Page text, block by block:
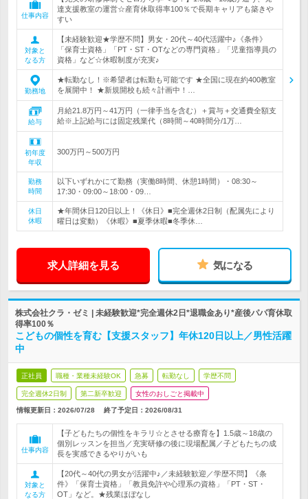
仕事内容
達支援教室の運営☆産育休取得率100％で長期キャリアも築きや
すい
対象と
なる方
【未経験歓迎★学歴不問】男女・20代～40代活躍中♪《条件》
「保育士資格」「PT・ST・OTなどの専門資格」「児童指導員の
資格」など☆休暇制度が充実♪
勤務地
★転勤なし！※希望者は転勤も可能です ★全国に現在約400教室
を展開中！ ★新規開校も続々計画中！…
給与
月給21.8万円～41万円（一律手当を含む）＋賞与＋交通費全額支
給※上記給与には固定残業代（8時間～40時間分/1万…
初年度
年収
300万円～500万円
勤務
時間
以下いずれかにて勤務（実働8時間、休憩1時間）・08:30～
17:30・09:00～18:00・09…
休日
休暇
★年間休日120日以上！《休日》■完全週休2日制（配属先により
曜日は変動）《休暇》■夏季休暇■冬季休…
求人詳細を見る 気になる
株式会社クラ・ゼミ | 未経験歓迎*完全週休2日*退職金あり*産後パパ育休取
得率100％
こどもの個性を育む【支援スタッフ】年休120日以上／男性活躍
中
正社員 職種・業種未経験OK 急募 転勤なし 学歴不問
完全週休2日制 第二新卒歓迎 女性のおしごと掲載中
情報更新日：2026/07/28 終了予定日： 2026/08/31
仕事内容
【子どもたちの個性をキラリ☆とさせる療育を】1.5歳～18歳の
個別レッスンを担当／充実研修の後に現場配属／子どもたちの成
長を実感できるやりがいも
対象と
なる方
【20代～40代の男女が活躍中♪／未経験歓迎／学歴不問】《条
件》「保育士資格」「教員免許や心理系の資格」「PT・ST・
OT」など。★残業ほぼなし